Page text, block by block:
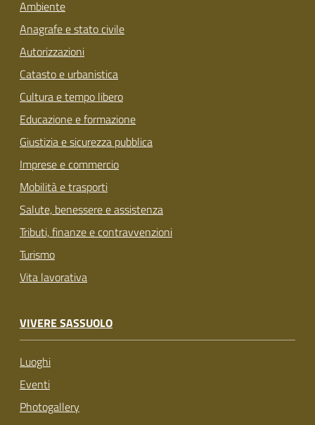
Ambiente
Anagrafe e stato civile
Autorizzazioni
Catasto e urbanistica
Cultura e tempo libero
Educazione e formazione
Giustizia e sicurezza pubblica
Imprese e commercio
Mobilità e trasporti
Salute, benessere e assistenza
Tributi, finanze e contravvenzioni
Turismo
Vita lavorativa
VIVERE SASSUOLO
Luoghi
Eventi
Photogallery